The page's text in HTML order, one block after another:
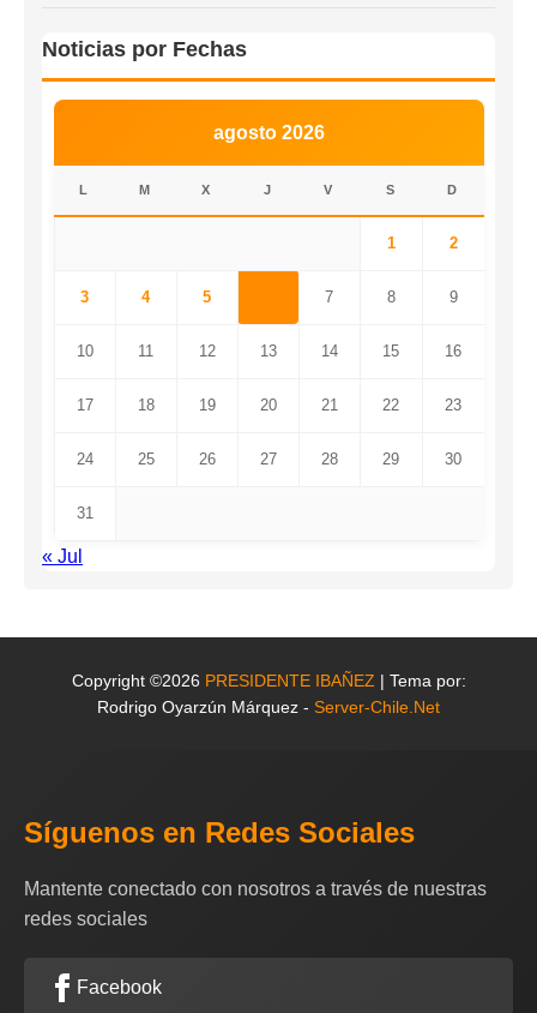
Noticias por Fechas
agosto 2026
L M X J V S D
1 2
3 4 5 7 8 9
10 11 12 13 14 15 16
17 18 19 20 21 22 23
24 25 26 27 28 29 30
31
« Jul
Copyright ©2026 PRESIDENTE IBAÑEZ | Tema por:
Rodrigo Oyarzún Márquez - Server-Chile.Net
Síguenos en Redes Sociales
Mantente conectado con nosotros a través de nuestras
redes sociales
Facebook